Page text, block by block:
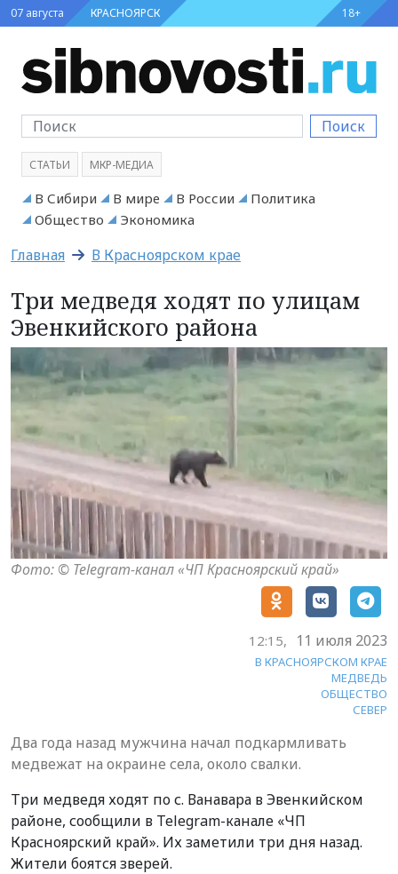
07 августа КРАСНОЯРСК 18+
Поиск
СТАТЬИ МКР-МЕДИА
В Сибири В мире В России
Политика
Общество
Экономика
Главная В Красноярском крае
Три медведя ходят по улицам
Эвенкийского района
Фото: © Telegram-канал «ЧП Красноярский край»
12:15, 11 июля 2023
В КРАСНОЯРСКОМ КРАЕ
МЕДВЕДЬ
ОБЩЕСТВО
СЕВЕР
Два года назад мужчина начал подкармливать
медвежат на окраине села, около свалки.
Три медведя ходят по с. Ванавара в Эвенкийском
районе, сообщили в Telegram-канале «ЧП
Красноярский край». Их заметили три дня назад.
Жители боятся зверей.